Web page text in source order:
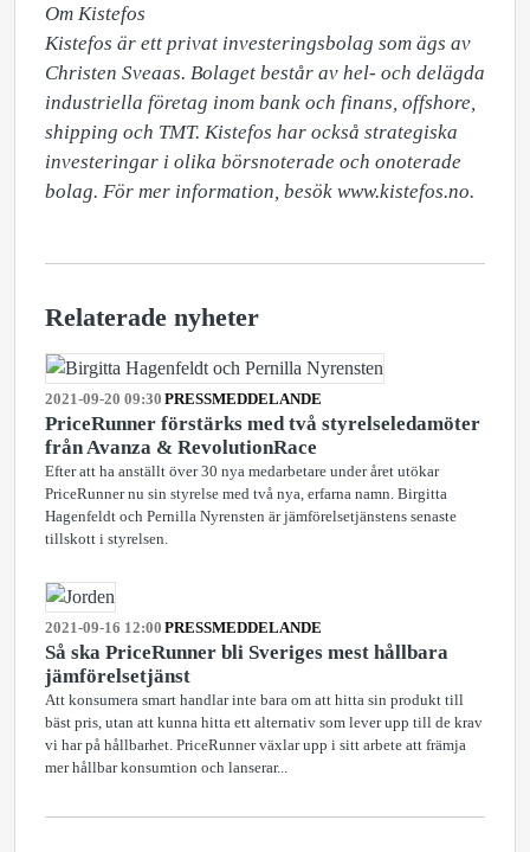
Om Kistefos
Kistefos är ett privat investeringsbolag som ägs av
Christen Sveaas. Bolaget består av hel- och delägda
industriella företag inom bank och finans, offshore,
shipping och TMT. Kistefos har också strategiska
investeringar i olika börsnoterade och onoterade
bolag. För mer information, besök www.kistefos.no.
Relaterade nyheter
2021-09-20 09:30 PRESSMEDDELANDE
PriceRunner förstärks med två styrelseledamöter
från Avanza & RevolutionRace
Efter att ha anställt över 30 nya medarbetare under året utökar
PriceRunner nu sin styrelse med två nya, erfarna namn. Birgitta
Hagenfeldt och Pernilla Nyrensten är jämförelsetjänstens senaste
tillskott i styrelsen.
2021-09-16 12:00 PRESSMEDDELANDE
Så ska PriceRunner bli Sveriges mest hållbara
jämförelsetjänst
Att konsumera smart handlar inte bara om att hitta sin produkt till
bäst pris, utan att kunna hitta ett alternativ som lever upp till de krav
vi har på hållbarhet. PriceRunner växlar upp i sitt arbete att främja
mer hållbar konsumtion och lanserar...